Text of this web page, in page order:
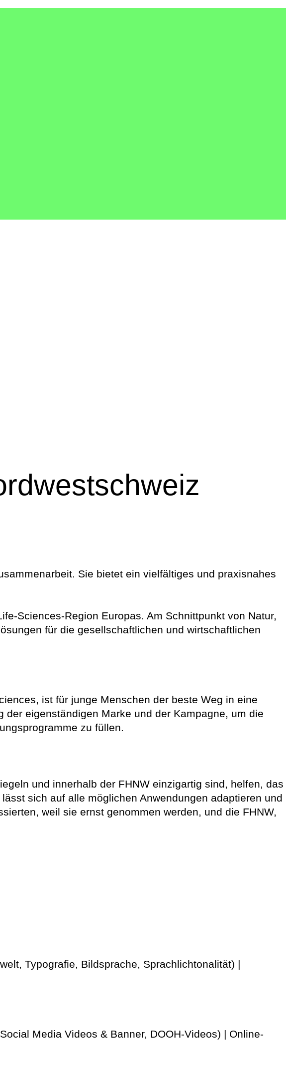
Sie bietet ein vielfältiges und praxisnahes
Sciences-Region Europas. Am Schnittpunkt von Natur,
für die gesellschaftlichen und wirtschaftlichen
ist für junge Menschen der beste Weg in eine
eigenständigen Marke und der Kampagne, um die
zu füllen.
und innerhalb der FHNW einzigartig sind, helfen, das
sich auf alle möglichen Anwendungen adaptieren und
weil sie ernst genommen werden, und die FHNW,
Typografie, Bildsprache, Sprachlichtonalität) |
Media Videos & Banner, DOOH-Videos) | Online-